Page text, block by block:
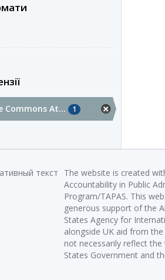
Commons At... 1
The website is created
Accountability in Public
Program/TAPAS. This
generous support of the
States Agency for
alongside UK aid from
not necessarily reflect
States Government and